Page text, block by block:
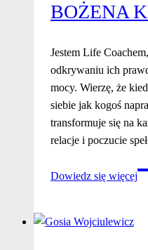
BOŻENA
Jestem Life
odkrywaniu ich
mocy. Wierzę, że
siebie jak kogoś
transformuje się na
relacje i poczucie
Dowiedz się więcej